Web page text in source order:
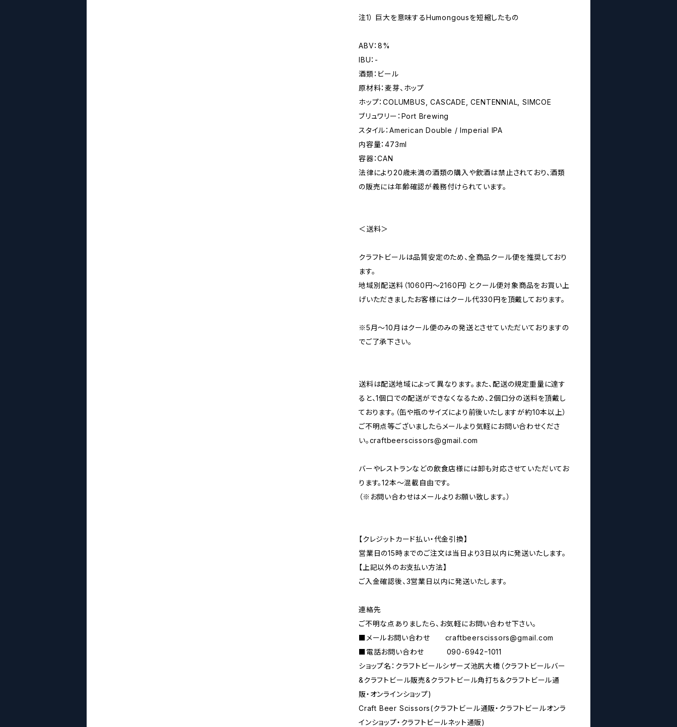
注1） 巨大を意味するHumongousを短縮したもの
ABV：8%
IBU：-
酒類：ビール
原材料：麦芽、ホップ
ホップ：COLUMBUS, CASCADE, CENTENNIAL, SIMCOE
ブリュワリー：Port Brewing
スタイル：American Double / Imperial IPA
内容量：473ml
容器：CAN
法律により20歳未満の酒類の購入や飲酒は禁止されており、酒類
の販売には年齢確認が義務付けられています。
＜送料＞
クラフトビールは品質安定のため、全商品クール便を推奨しており
ます。
地域別配送料（1060円～2160円）とクール便対象商品をお買い上
げいただきましたお客様にはクール代330円を頂戴しております。
※5月～10月はクール便のみの発送とさせていただいておりますの
でご了承下さい。
送料は配送地域によって異なります。また、配送の規定重量に達す
ると、1個口での配送ができなくなるため、2個口分の送料を頂戴し
ております。（缶や瓶のサイズにより前後いたしますが約10本以上）
ご不明点等ございましたらメールより気軽にお問い合わせくださ
い。craftbeerscissors@gmail.com
バーやレストランなどの飲食店様には卸も対応させていただいてお
ります。12本～混載自由です。
（※お問い合わせはメールよりお願い致します。）
【クレジットカード払い・代金引換】
営業日の15時までのご注文は当日より3日以内に発送いたします。
【上記以外のお支払い方法】
ご入金確認後、3営業日以内に発送いたします。
連絡先
ご不明な点ありましたら、お気軽にお問い合わせ下さい。
■メールお問い合わせ craftbeerscissors@gmail.com
■電話お問い合わせ 090-6942ｰ1011
ショップ名：クラフトビールシザーズ池尻大橋（クラフトビールバー
&クラフトビール販売&クラフトビール角打ち＆クラフトビール通
販・オンラインショップ)
Craft Beer Scissors(クラフトビール通販・クラフトビールオンラ
インショップ・クラフトビールネット通販)